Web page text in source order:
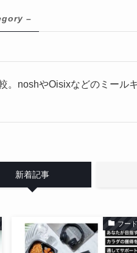
–
。noshやOisixなどのミール
新着記事
フー